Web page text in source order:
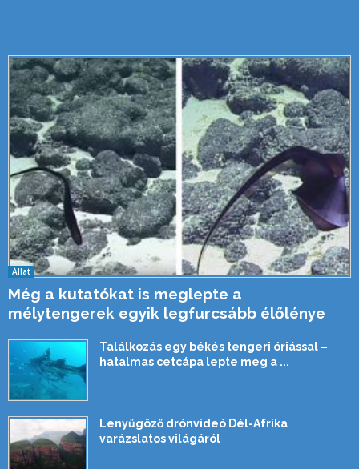
Állat
Még a kutatókat is meglepte a
mélytengerek egyik legfurcsább élőlénye
Találkozás egy békés tengeri óriással –
hatalmas cetcápa lepte meg a ...
Lenyűgöző drónvideó Dél-Afrika
varázslatos világáról